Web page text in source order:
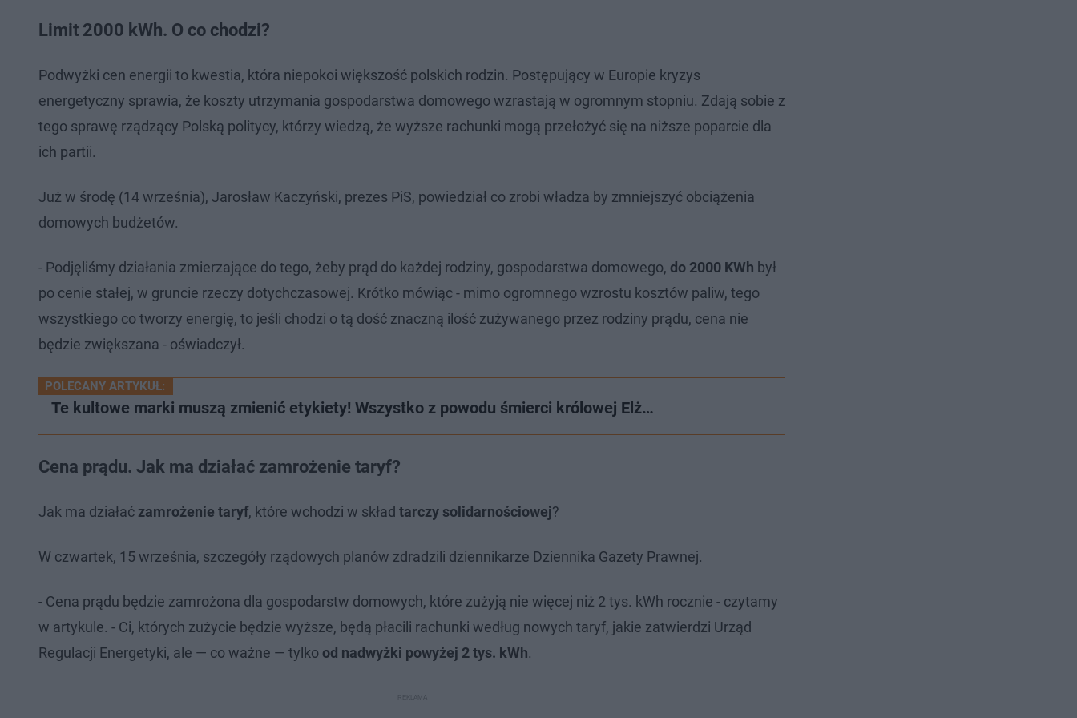
Limit 2000 kWh. O co chodzi?
Podwyżki cen energii to kwestia, która niepokoi większość polskich rodzin. Postępujący w Europie kryzys
energetyczny sprawia, że koszty utrzymania gospodarstwa domowego wzrastają w ogromnym stopniu. Zdają sobie z
tego sprawę rządzący Polską politycy, którzy wiedzą, że wyższe rachunki mogą przełożyć się na niższe poparcie dla
ich partii.
Już w środę (14 września), Jarosław Kaczyński, prezes PiS, powiedział co zrobi władza by zmniejszyć obciążenia
domowych budżetów.
- Podjęliśmy działania zmierzające do tego, żeby prąd do każdej rodziny, gospodarstwa domowego, do 2000 KWh był
po cenie stałej, w gruncie rzeczy dotychczasowej. Krótko mówiąc - mimo ogromnego wzrostu kosztów paliw, tego
wszystkiego co tworzy energię, to jeśli chodzi o tą dość znaczną ilość zużywanego przez rodziny prądu, cena nie
będzie zwiększana - oświadczył.
POLECANY ARTYKUŁ:
Te kultowe marki muszą zmienić etykiety! Wszystko z powodu śmierci królowej Elż…
Cena prądu. Jak ma działać zamrożenie taryf?
Jak ma działać zamrożenie taryf, które wchodzi w skład tarczy solidarnościowej?
W czwartek, 15 września, szczegóły rządowych planów zdradzili dziennikarze Dziennika Gazety Prawnej.
- Cena prądu będzie zamrożona dla gospodarstw domowych, które zużyją nie więcej niż 2 tys. kWh rocznie - czytamy
w artykule. - Ci, których zużycie będzie wyższe, będą płacili rachunki według nowych taryf, jakie zatwierdzi Urząd
Regulacji Energetyki, ale — co ważne — tylko od nadwyżki powyżej 2 tys. kWh.